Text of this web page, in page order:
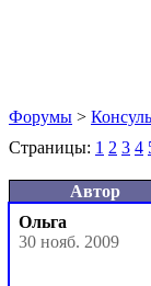
Форумы >
Страницы: 1 2 3 4
Автор
Ольга
30 нояб. 2009